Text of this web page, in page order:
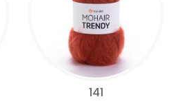
141